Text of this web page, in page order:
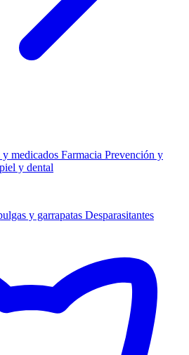
y medicados Farmacia Prevención y
y dental
y garrapatas Desparasitantes